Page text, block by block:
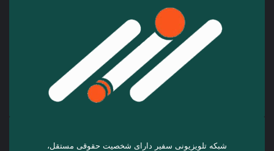
شبکه تلویزیونی سفیر دارای شخصیت حقوقی مستقل،